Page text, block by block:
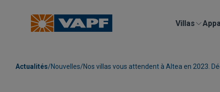
Villas
Actualités/Nouvelles/Nos villas vous attendent à Altea en 2023.